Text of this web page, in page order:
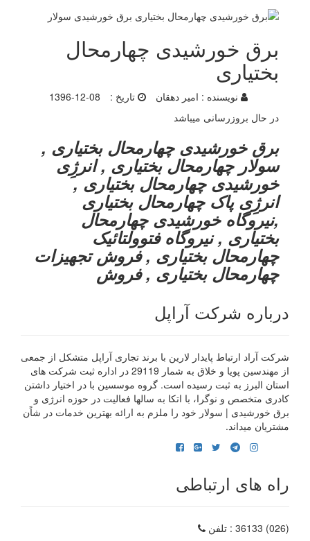
برق خورشیدی چهارمحال
بختیاری
نویسنده : امیر دهقان تاریخ :
1396-12-08
در حال بروزرسانی میباشد
برق خورشیدی چهارمحال بختیاری ,
سولار چهارمحال بختیاری , انرژِی
خورشیدی چهارمحال بختیاری ,
انرژِی پاک چهارمحال بختیاری
,نیروگاه خورشیدی چهارمحال
بختیاری , نیروگاه فتوولتائیک
چهارمحال بختیاری , فروش تجهیزات
چهارمحال بختیاری , فروش
درباره شرکت آراپل
شرکت آراد ارتباط پایدار لارین با برند تجاری آراپل متشکل از جمعی
از مهندسین پویا و خلاق به شمار 29119 در اداره ثبت شرکت های
استان البرز به ثبت رسیده است. گروه موسسین با در اختیار داشتن
کادری متخصص و نوگرا، با اتکا به سالها فعالیت در حوزه انرژی و
برق خورشیدی | سولار خود را ملزم به ارائه بهترین خدمات در شاًن
مشتریان میداند.
راه های ارتباطی
(026) 36133 : تلفن